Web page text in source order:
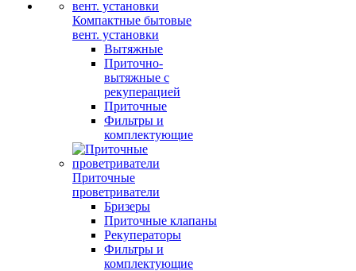
Компактные бытовые
вент. установки
Вытяжные
Приточно-
вытяжные с
рекуперацией
Приточные
Фильтры и
комплектующие
Приточные
проветриватели
Бризеры
Приточные клапаны
Рекуператоры
Фильтры и
комплектующие